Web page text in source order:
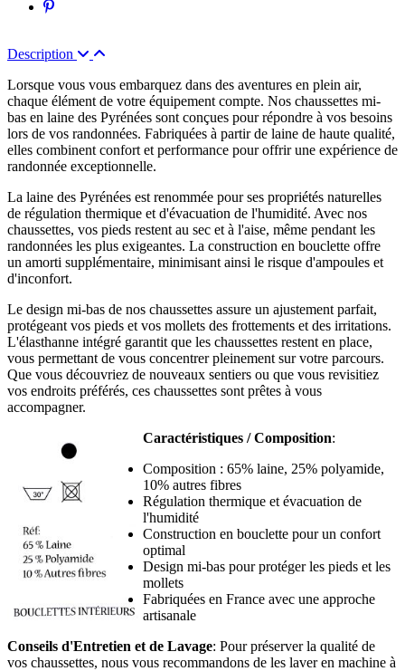
Description
Lorsque vous vous embarquez dans des aventures en plein air,
chaque élément de votre équipement compte. Nos chaussettes mi-
bas en laine des Pyrénées sont conçues pour répondre à vos besoins
lors de vos randonnées. Fabriquées à partir de laine de haute qualité,
elles combinent confort et performance pour offrir une expérience de
randonnée exceptionnelle.
La laine des Pyrénées est renommée pour ses propriétés naturelles
de régulation thermique et d'évacuation de l'humidité. Avec nos
chaussettes, vos pieds restent au sec et à l'aise, même pendant les
randonnées les plus exigeantes. La construction en bouclette offre
un amorti supplémentaire, minimisant ainsi le risque d'ampoules et
d'inconfort.
Le design mi-bas de nos chaussettes assure un ajustement parfait,
protégeant vos pieds et vos mollets des frottements et des irritations.
L'élasthanne intégré garantit que les chaussettes restent en place,
vous permettant de vous concentrer pleinement sur votre parcours.
Que vous découvriez de nouveaux sentiers ou que vous revisitiez
vos endroits préférés, ces chaussettes sont prêtes à vous
accompagner.
Caractéristiques / Composition:
Composition : 65% laine, 25% polyamide,
10% autres fibres
Régulation thermique et évacuation de
l'humidité
Construction en bouclette pour un confort
optimal
Design mi-bas pour protéger les pieds et les
mollets
Fabriquées en France avec une approche
artisanale
Conseils d'Entretien et de Lavage: Pour préserver la qualité de
vos chaussettes, nous vous recommandons de les laver en machine à